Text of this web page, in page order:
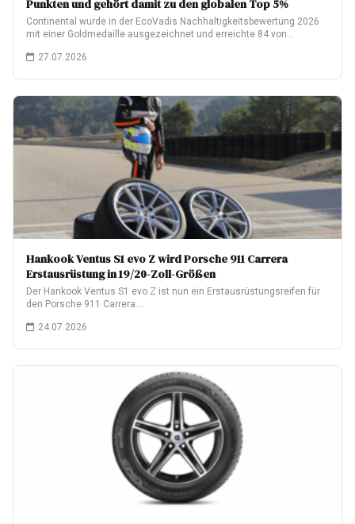
Punkten und gehört damit zu den globalen Top 5%
Continental wurde in der EcoVadis Nachhaltigkeitsbewertung 2026
mit einer Goldmedaille ausgezeichnet und erreichte 84 von…
27.07.2026
Hankook Ventus S1 evo Z wird Porsche 911 Carrera
Erstausrüstung in 19/20-Zoll-Größen
Der Hankook Ventus S1 evo Z ist nun ein Erstausrüstungsreifen für
den Porsche 911 Carrera.…
24.07.2026